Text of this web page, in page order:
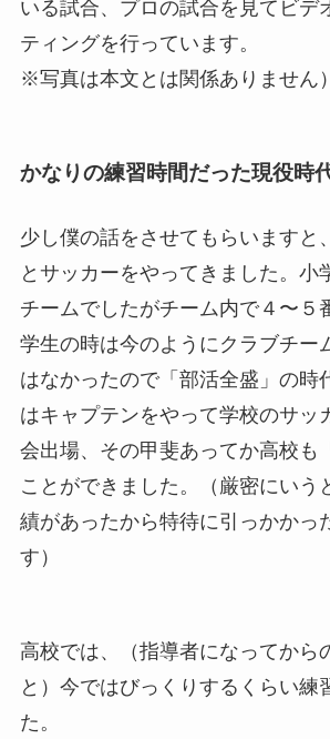
いる試合、プロの試合を見てビデ
ティングを行っています。
※写真は本文とは関係ありません）
かなりの練習時間だった現役時
少し僕の話をさせてもらいますと
とサッカーをやってきました。小
チームでしたがチーム内で４〜５
学生の時は今のようにクラブチー
はなかったので「部活全盛」の時
はキャプテンをやって学校のサッ
会出場、その甲斐あってか高校も
ことができました。（厳密にいう
績があったから特待に引っかかっ
す）
高校では、（指導者になってから
と）今ではびっくりするくらい練
た。